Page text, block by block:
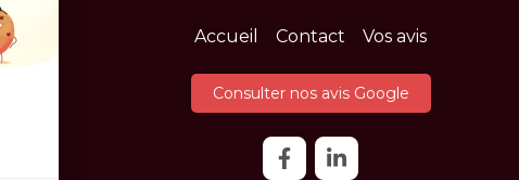
Accueil Contact Vos avis
Consulter nos avis Google